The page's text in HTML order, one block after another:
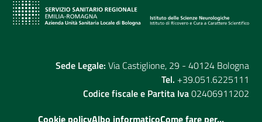
Sede Legale: Via Castiglione, 29 - 40124 Bologna
Tel. +39.051.6225111
Codice fiscale e Partita Iva02406911202
Cookie policyAlbo informaticoCome fare per...